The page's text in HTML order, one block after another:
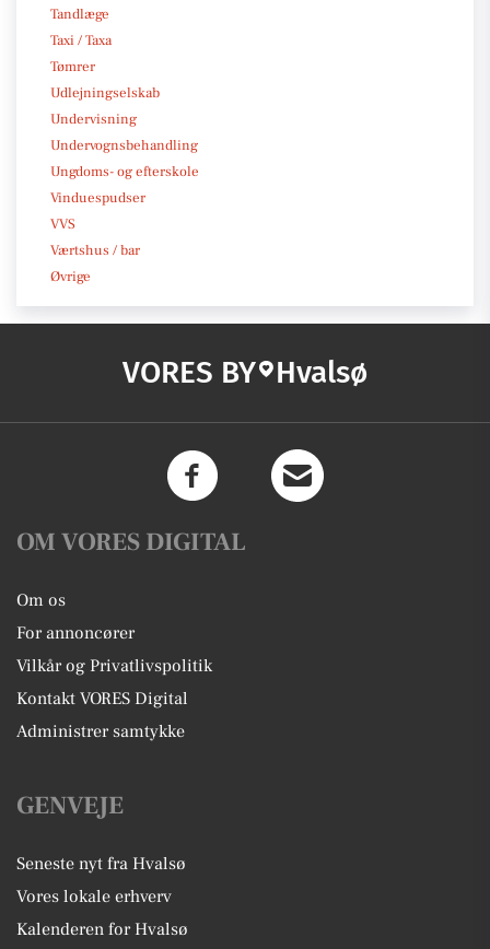
Tandlæge
Taxi / Taxa
Tømrer
Udlejningselskab
Undervisning
Undervognsbehandling
Ungdoms- og efterskole
Vinduespudser
VVS
Værtshus / bar
Øvrige
VORES BY Hvalsø
OM VORES DIGITAL
Om os
For annoncører
Vilkår og Privatlivspolitik
Kontakt VORES Digital
Administrer samtykke
GENVEJE
Seneste nyt fra Hvalsø
Vores lokale erhverv
Kalenderen for Hvalsø